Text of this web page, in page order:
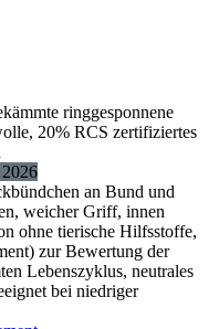
ringgesponnene
20% RCS zertifiziertes
an Bund und
weicher Griff, innen
ohne tierische Hilfsstoffe,
zur Bewertung der
Lebenszyklus, neutrales
bei niedriger